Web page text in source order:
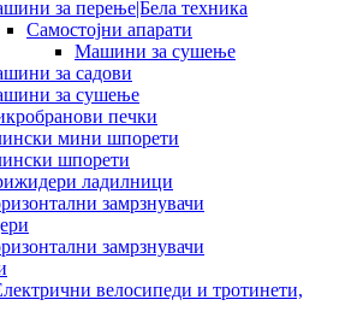
за перење|Бела техника
Самостојни апарати
Машини за сушење
за садови
за сушење
печки
мини шпорети
шпорети
ладилници
замрзнувачи
замрзнувачи
велосипеди и тротинети,